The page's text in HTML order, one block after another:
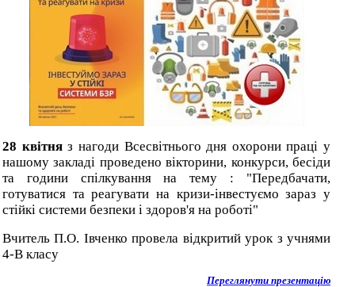
28 квітняз нагоди Всесвітнього дня охорони праці у
нашому закладі проведено вікторини, конкурси, бесіди
та години спілкування на тему : "Передбачати,
готуватися та реагувати на кризи-інвестуємо зараз у
стійкі системи безпеки і здоров'я на роботі"
Вчитель П.О. Івченко провела відкритий урок з учнями
4-В класу
Переглянути презентацію